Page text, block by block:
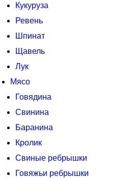
Кукуруза
Ревень
Шпинат
Щавель
Лук
Мясо
Говядина
Свинина
Баранина
Кролик
Свиные ребрышки
Говяжьи ребрышки